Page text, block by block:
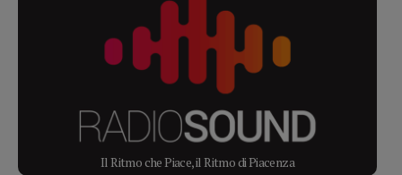
Il Ritmo che Piace, il Ritmo di Piacenza